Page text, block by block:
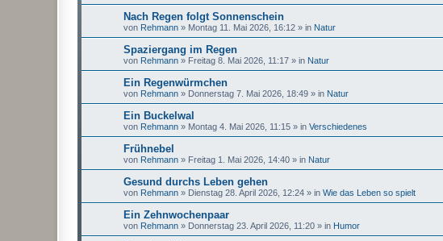
Nach Regen folgt Sonnenschein
von Rehmann » Montag 11. Mai 2026, 16:12 » in Natur
Spaziergang im Regen
von Rehmann » Freitag 8. Mai 2026, 11:17 » in Natur
Ein Regenwürmchen
von Rehmann » Donnerstag 7. Mai 2026, 18:49 » in Natur
Ein Buckelwal
von Rehmann » Montag 4. Mai 2026, 11:15 » in Verschiedenes
Frühnebel
von Rehmann » Freitag 1. Mai 2026, 14:40 » in Natur
Gesund durchs Leben gehen
von Rehmann » Dienstag 28. April 2026, 12:24 » in Wie das Leben so spielt
Ein Zehnwochenpaar
von Rehmann » Donnerstag 23. April 2026, 11:20 » in Humor